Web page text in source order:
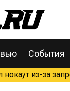
События
из-за